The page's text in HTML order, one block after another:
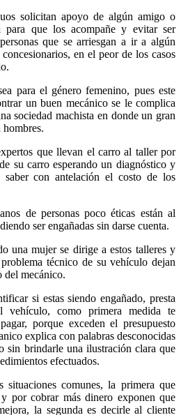
solicitan apoyo de algún amigo o
para que los acompañe y evitar ser
que se arriesgan a ir a algún
en el peor de los casos
para el género femenino, pues este
un buen mecánico se le complica
sociedad machista en donde un gran
hombres.
que llevan el carro al taller por
su carro esperando un diagnóstico y
saber con antelación el costo de los
de personas poco éticas están al
ser engañadas sin darse cuenta.
una mujer se dirige a estos talleres y
técnico de su vehículo dejan
del mecánico.
si estas siendo engañado, presta
vehículo, como primera medida te
porque exceden el presupuesto
explica con palabras desconocidas
sin brindarle una ilustración clara que
efectuados.
situaciones comunes, la primera que
por cobrar más dinero exponen que
la segunda es decirle al cliente